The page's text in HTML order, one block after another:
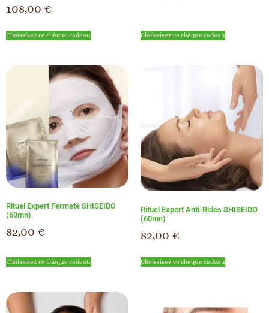
108,00 €
Choissisez ce chèque cadeau Choissisez ce chèque cadeau
Rituel Expert Fermeté SHISEIDO
(60mn)
82,00 €
Choissisez ce chèque cadeau
Rituel Expert Anti-Rides SHISEIDO
(60mn)
82,00 €
Choissisez ce chèque cadeau